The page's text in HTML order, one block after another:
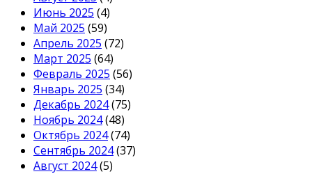
Июнь 2025 (4)
Май 2025 (59)
Апрель 2025 (72)
Март 2025 (64)
Февраль 2025 (56)
Январь 2025 (34)
Декабрь 2024(75)
Ноябрь 2024(48)
Октябрь 2024(74)
Сентябрь 2024(37)
Август 2024(5)